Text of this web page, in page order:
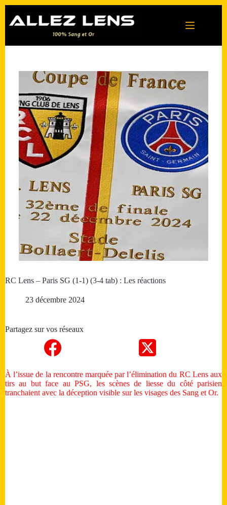
contenu
RC Lens – Paris SG (1-1) (3-4 tab) : Les réactions
23 décembre 2024
Partagez sur vos réseaux
À l’issue de la rencontre marquée par l’élimination du RC Lens aux
tirs au but face au PSG, les scènes de liesse du côté parisien
tranchaient avec la déception visible sur les visages des Sang et Or.